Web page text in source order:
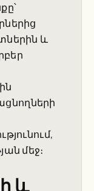
և
մեջ։
և